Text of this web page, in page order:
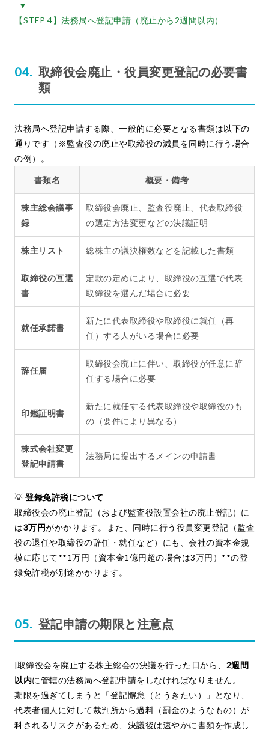
▼
【STEP 4】法務局へ登記申請（廃止から2週間以内）
取締役会廃止・役員変更登記の必要書
類
法務局へ登記申請する際、一般的に必要となる書類は以下の
通りです（※監査役の廃止や取締役の減員を同時に行う場合
の例）。
書類名 概要・備考
株主総会議事
録
取締役会廃止、監査役廃止、代表取締役
の選定方法変更などの決議証明
株主リスト 総株主の議決権数などを記載した書類
取締役の互選
書
定款の定めにより、取締役の互選で代表
取締役を選んだ場合に必要
就任承諾書
新たに代表取締役や取締役に就任（再
任）する人がいる場合に必要
辞任届
取締役会廃止に伴い、取締役が任意に辞
任する場合に必要
印鑑証明書
新たに就任する代表取締役や取締役のも
の（要件により異なる）
株式会社変更
登記申請書
法務局に提出するメインの申請書
💡 登録免許税について
取締役会の廃止登記（および監査役設置会社の廃止登記）に
は3万円がかかります。また、同時に行う役員変更登記（監査
役の退任や取締役の辞任・就任など）にも、会社の資本金規
模に応じて**1万円（資本金1億円超の場合は3万円）**の登
録免許税が別途かかります。
登記申請の期限と注意点
]取締役会を廃止する株主総会の決議を行った日から、 2週間
以内に管轄の法務局へ登記申請をしなければなりません。
期限を過ぎてしまうと「登記懈怠（とうきたい）」となり、
代表者個人に対して裁判所から過料（罰金のようなもの）が
科されるリスクがあるため、決議後は速やかに書類を作成し